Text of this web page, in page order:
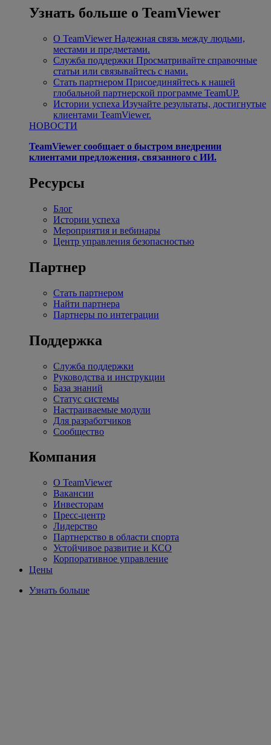
Узнать больше о TeamViewer
О TeamViewer Надежная связь между людьми,
местами и предметами.
Служба поддержки Просматривайте справочные
статьи или связывайтесь с нами.
Стать партнером Присоединяйтесь к нашей
глобальной партнерской программе TeamUP.
Истории успеха Изучайте результаты, достигнутые
клиентами TeamViewer.
НОВОСТИ
TeamViewer сообщает о быстром внедрении
клиентами предложения, связанного с ИИ.
Ресурсы
Блог
Истории успеха
Мероприятия и вебинары
Центр управления безопасностью
Партнер
Стать партнером
Найти партнера
Партнеры по интеграции
Поддержка
Служба поддержки
Руководства и инструкции
База знаний
Статус системы
Настраиваемые модули
Для разработчиков
Сообщество
Компания
О TeamViewer
Вакансии
Инвесторам
Пресс-центр
Лидерство
Партнерство в области спорта
Устойчивое развитие и КСО
Корпоративное управление
Цены
Узнать больше